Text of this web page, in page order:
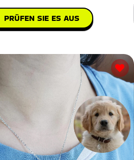
PRÜFEN SIE ES AUS